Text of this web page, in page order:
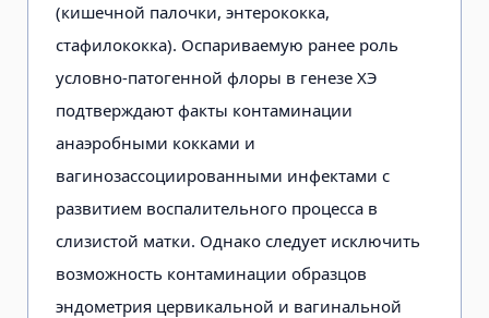
(кишечной палочки, энтерококка,
стафилококка). Оспариваемую ранее роль
условно-патогенной флоры в генезе ХЭ
подтверждают факты контаминации
анаэробными кокками и
вагинозассоциированными инфектами с
развитием воспалительного процесса в
слизистой матки. Однако следует исключить
возможность контаминации образцов
эндометрия цервикальной и вагинальной